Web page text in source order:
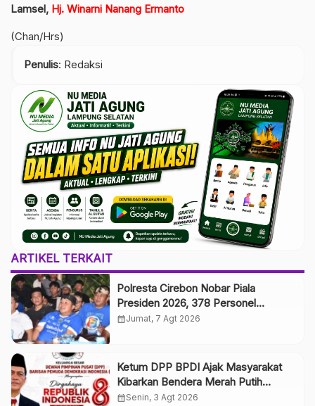
Lamsel, Hj. Winarni Nanang Ermanto
(Chan/Hrs)
Penulis: Redaksi
ARTIKEL TERKAIT
Polresta Cirebon Nobar Piala
Presiden 2026, 378 Personel
Dikerahkan dan Motor Listrik Jadi
calendar_monthJumat, 7 Agt 2026
Ketum DPP BPDI Ajak Masyarakat
Kibarkan Bendera Merah Putih
Selama Agustus, Wujudkan
calendar_monthSenin, 3 Agt 2026